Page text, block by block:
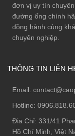
đơn vị uy tín
đường ống chính
đồng hành cùng
chuyên nghiệp.
THÔNG TIN LIÊN
Email:
Hotline:
Địa Chỉ: 331/41
Hồ Chí Minh, Việt